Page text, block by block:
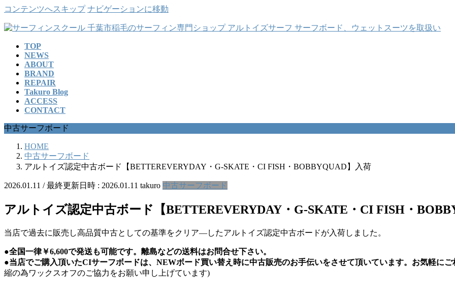
コンテンツへスキップ ナビゲーションに移動
TOP
NEWS
ABOUT
BRAND
REPAIR
Takuro Blog
ACCESS
CONTACT
中古サーフボード
HOME
中古サーフボード
アルトイズ認定中古ボード【BETTEREVERYDAY・G-SKATE・CI FISH・BOBBYQUAD】入荷
2026.01.11 / 最終更新日時 : 2026.01.11 takuro 中古サーフボード
アルトイズ認定中古ボード【BETTEREVERYDAY・G-SKATE・CI FISH・
当店で過去に販売し高品質中古としての基準をクリア―したアルトイズ認定中古ボードが入荷しました。
●全国一律￥6,600で発送も可能です。離島などの送料はお問合せ下さい。
●当店でご購入頂いたCIサーフボードは、NEWボード買い替え時に中古販売のお手伝いをさせて頂いています。お気軽にご
縮の為ワックスオフのご協力をお願い申し上げています)